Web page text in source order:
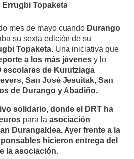
Errugbi Topaketa
mes de mayo cuando Durango
su sexta edición de su
Topaketa. Una iniciativa que
a los más jóvenes y lo
escolares de Kurutziaga
San José Jesuitak, San
de Durango y Abadiño.
solidario, donde el DRT ha
para la asociación
Durangaldea. Ayer frente a la
hicieron entrega del
la asociación.